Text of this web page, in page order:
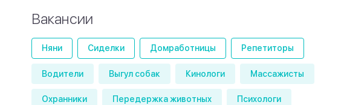
Вакансии
Няни Сиделки Домработницы Репетиторы
Водители Выгул собак Кинологи Массажисты
Охранники Передержка животных Психологи